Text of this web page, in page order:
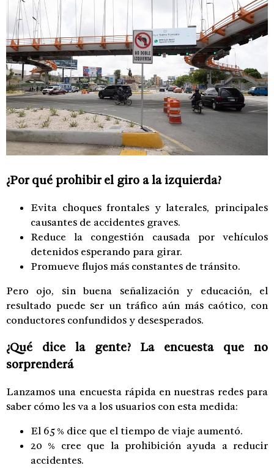
¿Por qué prohibir el giro a la izquierda?
Evita choques frontales y laterales, principales
causantes de accidentes graves.
Reduce la congestión causada por vehículos
detenidos esperando para girar.
Promueve flujos más constantes de tránsito.
Pero ojo, sin buena señalización y educación, el
resultado puede ser un tráfico aún más caótico, con
conductores confundidos y desesperados.
¿Qué dice la gente? La encuesta que no
sorprenderá
Lanzamos una encuesta rápida en nuestras redes para
saber cómo les va a los usuarios con esta medida:
El 65 % dice que el tiempo de viaje aumentó.
20 % cree que la prohibición ayuda a reducir
accidentes.